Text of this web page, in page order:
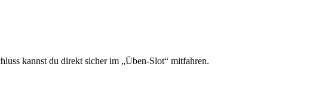
kannst du direkt sicher im „Üben-Slot“ mitfahren.